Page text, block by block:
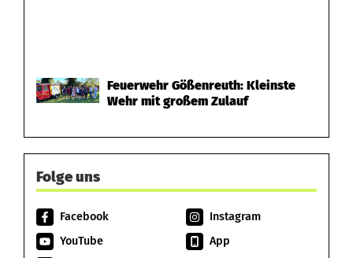
Feuerwehr Gößenreuth: Kleinste
Wehr mit großem Zulauf
Folge uns
Facebook
Instagram
YouTube
App